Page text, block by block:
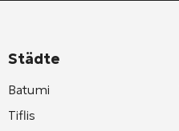
Städte
Batumi
Tiflis